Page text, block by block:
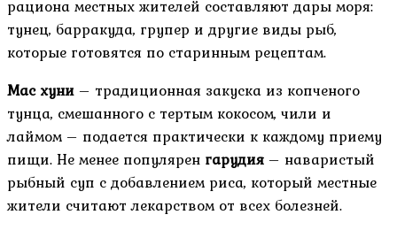
рациона местных жителей составляют дары моря:
тунец, барракуда, групер и другие виды рыб,
которые готовятся по старинным рецептам.
Мас хуни – традиционная закуска из копченого
тунца, смешанного с тертым кокосом, чили и
лаймом – подается практически к каждому приему
пищи. Не менее популярен гарудия – наваристый
рыбный суп с добавлением риса, который местные
жители считают лекарством от всех болезней.